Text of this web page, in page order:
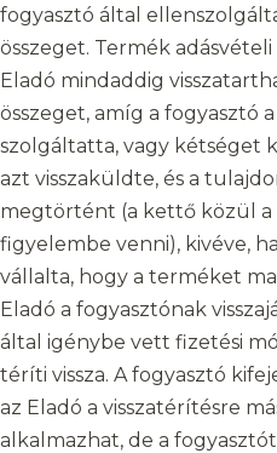
fogyasztó által
összeget. Termék
Eladó mindaddig
összeget, amíg a fogyasztó
szolgáltatta, vagy kétséget
azt visszaküldte, és a
megtörtént (a kettő közül a
figyelembe venni), kivéve,
vállalta, hogy a terméket
Eladó a fogyasztónak
által igénybe vett fizetési
téríti vissza. A fogyasztó
az Eladó a visszatérítésre
alkalmazhat, de a